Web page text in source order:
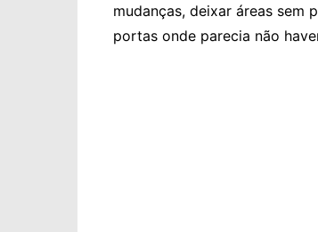
mudanças, deixar áreas sem
portas onde parecia não